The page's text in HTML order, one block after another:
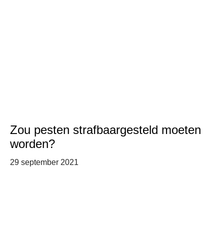
Zou pesten strafbaargesteld moeten
worden?
29 september 2021